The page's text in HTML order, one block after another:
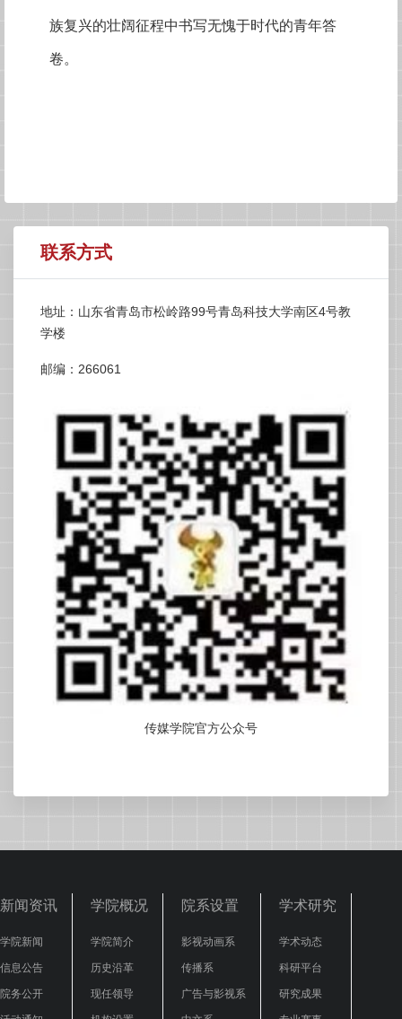
联系方式
地址：山东省青岛市松岭路99号青岛科技大学南区4号教
学楼
邮编：266061
传媒学院官方公众号
族复兴的壮阔征程中书写无愧于时代的青年答
卷。
新闻资讯
学院新闻
信息公告
院务公开
学院概况
学院简介
历史沿革
现任领导
院系设置
影视动画系
传播系
广告与影视系
学术研究
学术动态
科研平台
研究成果